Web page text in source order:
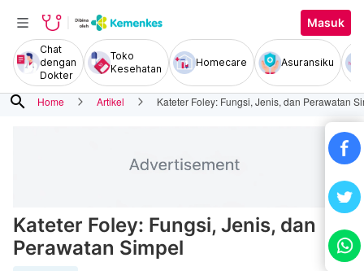
Masuk
Chat
dengan
Dokter
Toko
Kesehatan
Homecare Asuransiku
search Home Artikel Kateter Foley: Fungsi, Jenis, dan Perawatan
Kateter Foley: Fungsi, Jenis, dan
Perawatan Simpel